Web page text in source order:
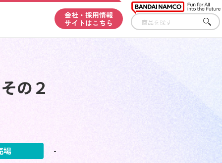
会社・採用情報
サイトはこちら
さが
す
の２
場
-